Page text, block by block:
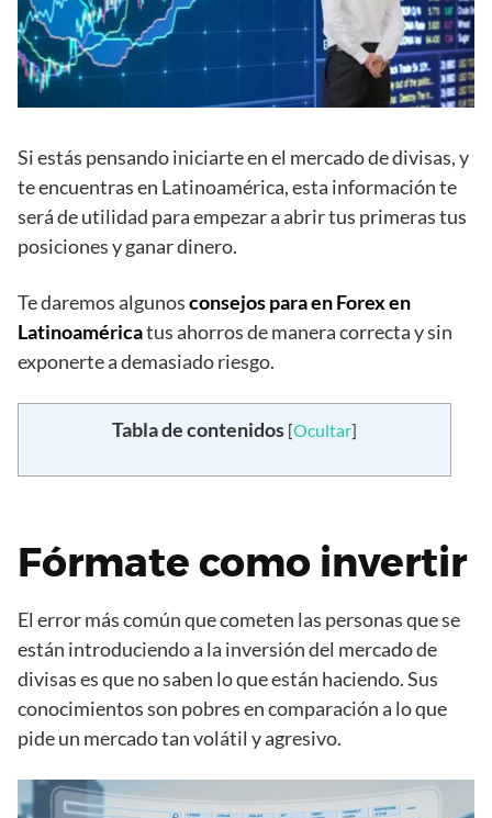
Si estás pensando iniciarte en el mercado de divisas, y
te encuentras en Latinoamérica, esta información te
será de utilidad para empezar a abrir tus primeras tus
posiciones y ganar dinero.
Te daremos algunosconsejos para en Forex en
Latinoaméricatus ahorros de manera correcta y sin
exponerte a demasiado riesgo.
Tabla de contenidos [Ocultar]
Fórmate como invertir
El error más común que cometen las personas que se
están introduciendo a la inversión del mercado de
divisas es que no saben lo que están haciendo. Sus
conocimientos son pobres en comparación a lo que
pide un mercado tan volátil y agresivo.